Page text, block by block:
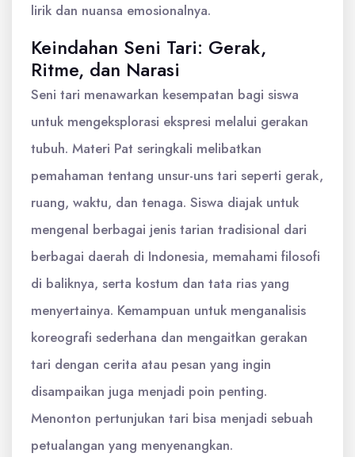
lirik dan nuansa emosionalnya.
Keindahan Seni Tari: Gerak,
Ritme, dan Narasi
Seni tari menawarkan kesempatan bagi siswa
untuk mengeksplorasi ekspresi melalui gerakan
tubuh. Materi Pat seringkali melibatkan
pemahaman tentang unsur-uns tari seperti gerak,
ruang, waktu, dan tenaga. Siswa diajak untuk
mengenal berbagai jenis tarian tradisional dari
berbagai daerah di Indonesia, memahami filosofi
di baliknya, serta kostum dan tata rias yang
menyertainya. Kemampuan untuk menganalisis
koreografi sederhana dan mengaitkan gerakan
tari dengan cerita atau pesan yang ingin
disampaikan juga menjadi poin penting.
Menonton pertunjukan tari bisa menjadi sebuah
petualangan yang menyenangkan.